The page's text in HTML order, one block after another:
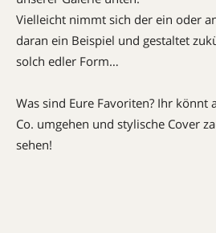
Vielleicht nimmt sich der ein oder
daran ein Beispiel und gestaltet
solch edler Form…
Was sind Eure Favoriten? Ihr könnt
Co. umgehen und stylische Cover
sehen!